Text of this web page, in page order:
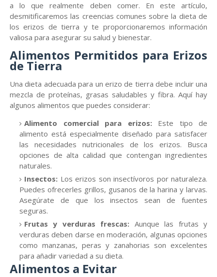
a lo que realmente deben comer. En este artículo,
desmitificaremos las creencias comunes sobre la dieta de
los erizos de tierra y te proporcionaremos información
valiosa para asegurar su salud y bienestar.
Alimentos Permitidos para Erizos
de Tierra
Una dieta adecuada para un erizo de tierra debe incluir una
mezcla de proteínas, grasas saludables y fibra. Aquí hay
algunos alimentos que puedes considerar:
Alimento comercial para erizos:Este tipo de
alimento está especialmente diseñado para satisfacer
las necesidades nutricionales de los erizos. Busca
opciones de alta calidad que contengan ingredientes
naturales.
Insectos: Los erizos son insectívoros por naturaleza.
Puedes ofrecerles grillos, gusanos de la harina y larvas.
Asegúrate de que los insectos sean de fuentes
seguras.
Frutas y verduras frescas: Aunque las frutas y
verduras deben darse en moderación, algunas opciones
como manzanas, peras y zanahorias son excelentes
para añadir variedad a su dieta.
Alimentos a Evitar